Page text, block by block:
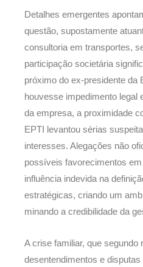
Detalhes emergentes
questão, supostamente
consultoria em transportes,
participação societária
próximo do ex-presidente da
houvesse impedimento legal
da empresa, a proximidade
EPTI levantou sérias
interesses. Alegações não
possíveis favorecimentos
influência indevida na
estratégicas, criando um
minando a credibilidade da
A crise familiar, que segundo
desentendimentos e